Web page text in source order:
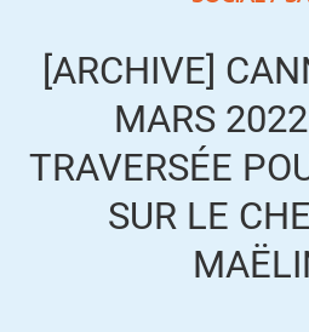
[ARCHIVE]
MARS
TRAVERSÉE
SUR LE